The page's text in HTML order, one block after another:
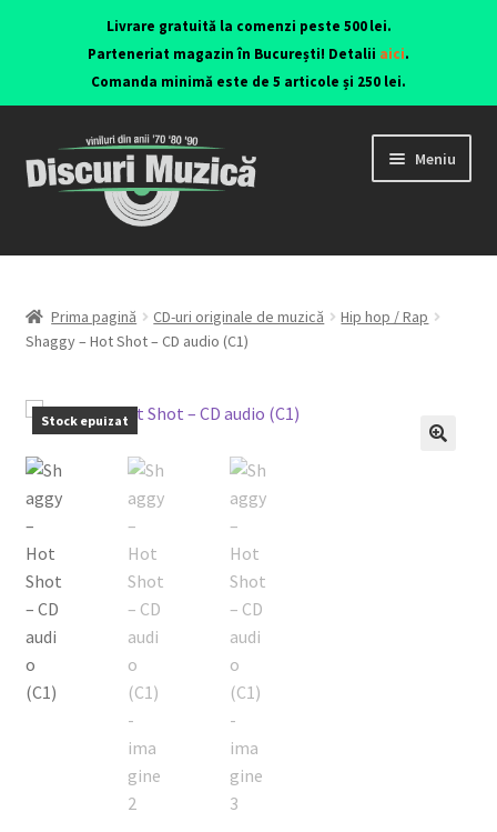
Livrare gratuită la comenzi peste 500 lei.
Parteneriat magazin în București! Detalii aici.
Comanda minimă este de 5 articole și 250 lei.
Meniu
Viniluri ediții originale anii 70-90
CD-uri originale
Echipamente
Listă produse
Oferta lunii
Contul meu
Prima pagină CD-uri originale de muzică
Hip hop / Rap
Shaggy – Hot Shot – CD audio (C1)
Stock epuizat